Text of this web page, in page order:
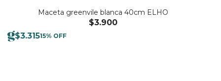
Maceta greenvile blanca 40cm ELHO
$3.900
$3.31515% OFF